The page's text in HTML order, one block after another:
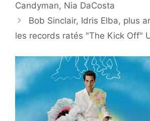
Candyman, Nia DaCosta
Bob Sinclair, Idris Elba, plus
les records ratés "The Kick Off"